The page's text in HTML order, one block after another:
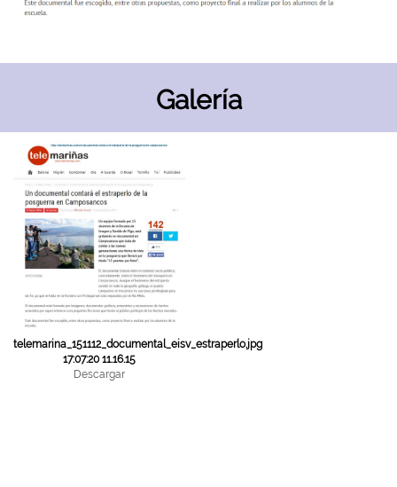
Galería
telemarina_151112_documental_eisv_estraperlo.jpg
17:07:20 11.16.15
Descargar